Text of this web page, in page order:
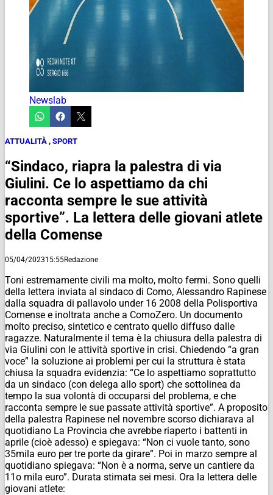
Newslab
ATTUALITÀ , SPORT
“Sindaco, riapra la palestra di via
Giulini. Ce lo aspettiamo da chi
racconta sempre le sue attività
sportive”. La lettera delle giovani atlete
della Comense
05/04/202315:55Redazione
Toni estremamente civili ma molto, molto fermi. Sono quelli
della lettera inviata al sindaco di Como, Alessandro Rapinese
dalla squadra di pallavolo under 16 2008 della Polisportiva
Comense e inoltrata anche a ComoZero. Un documento
molto preciso, sintetico e centrato quello diffuso dalle
ragazze. Naturalmente il tema è la chiusura della palestra di
via Giulini con le attività sportive in crisi. Chiedendo “a gran
voce” la soluzione ai problemi per cui la struttura è stata
chiusa la squadra evidenzia: “Ce lo aspettiamo soprattutto
da un sindaco (con delega allo sport) che sottolinea da
tempo la sua volontà di occuparsi del problema, e che
racconta sempre le sue passate attività sportive”. A proposito
della palestra Rapinese nel novembre scorso dichiarava al
quotidiano La Provincia che avrebbe riaperto i battenti in
aprile (cioè adesso) e spiegava: “Non ci vuole tanto, sono
35mila euro per tre porte da girare”. Poi in marzo sempre al
quotidiano spiegava: “Non è a norma, serve un cantiere da
11o mila euro”. Durata stimata sei mesi. Ora la lettera delle
giovani atlete: